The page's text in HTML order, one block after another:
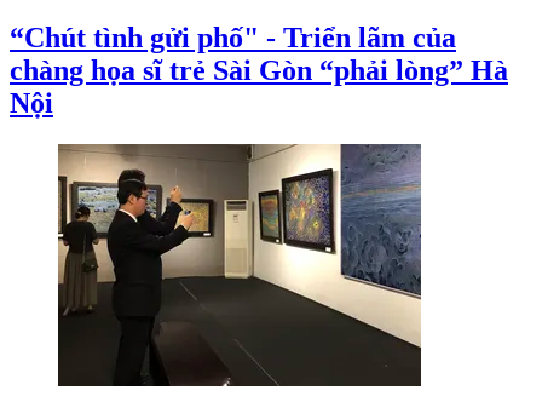
“Chút tình gửi phố" - Triển lãm của
chàng họa sĩ trẻ Sài Gòn “phải lòng” Hà
Nội